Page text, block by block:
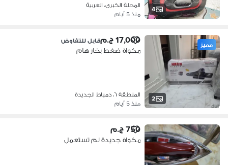
4
المحلة الكبرى، الغربية
منذ 5 أيام
2
مميز 17,000 ج.م قابل للتفاوض
مكواة ضغط بخار هام
المنطقة ٦، دمياط الجديدة
منذ 5 أيام
750 ج.م
مكواة جديدة لم تستعمل